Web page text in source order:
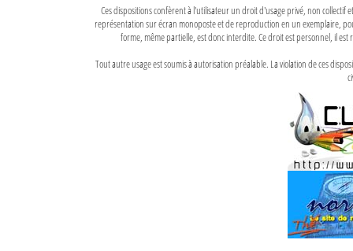
Ces dispositions confèrent à l'utilisateur un droit d'usage privé, non
représentation sur écran monoposte et de reproduction en un exemplaire,
forme, même partielle, est donc interdite. Ce droit est personnel, il
Tout autre usage est soumis à autorisation préalable. La violation de ces